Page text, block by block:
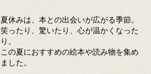
夏休みは、本との出会いが広がる季節。
笑ったり、驚いたり、心が温かくなった
り。
この夏におすすめの絵本や読み物を集め
ました。